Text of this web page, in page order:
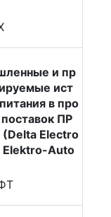
и пр
ист
в про
ПР
Electro
Elektro-Auto